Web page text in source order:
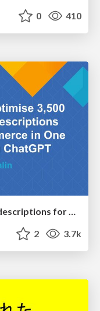
0 410
How to optimise 3,500 product descriptions for ecommerce in one day using ChatGPT
2 3.7k